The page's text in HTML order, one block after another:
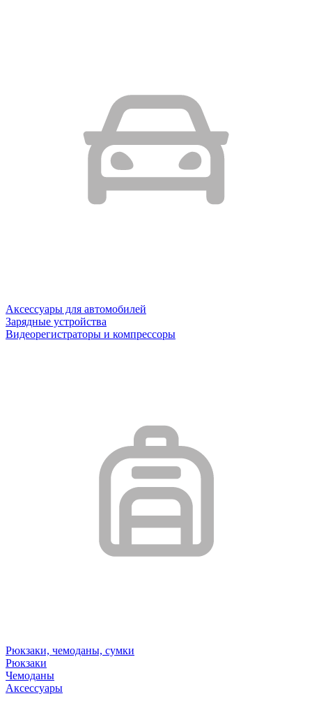
Аксессуары для автомобилей
Зарядные устройства
Видеорегистраторы и компрессоры
Рюкзаки, чемоданы, сумки
Рюкзаки
Чемоданы
Аксессуары